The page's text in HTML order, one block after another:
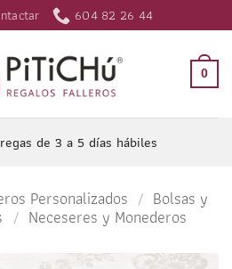
604 82 26 44
0
de 3 a 5 días hábiles
Personalizados / Bolsas y
/ Neceseres y Monederos